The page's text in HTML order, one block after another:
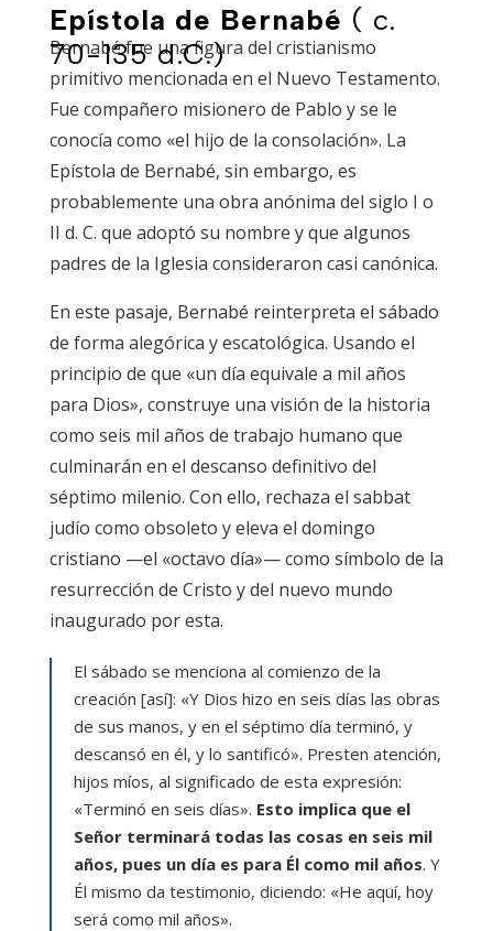
Epístola de Bernabé ( c.
70-135 d.C.)
Bernabé fue una figura del cristianismo
primitivo mencionada en el Nuevo Testamento.
Fue compañero misionero de Pablo y se le
conocía como «el hijo de la consolación». La
Epístola de Bernabé, sin embargo, es
probablemente una obra anónima del siglo I o
II d. C. que adoptó su nombre y que algunos
padres de la Iglesia consideraron casi canónica.
En este pasaje, Bernabé reinterpreta el sábado
de forma alegórica y escatológica. Usando el
principio de que «un día equivale a mil años
para Dios», construye una visión de la historia
como seis mil años de trabajo humano que
culminarán en el descanso definitivo del
séptimo milenio. Con ello, rechaza el sabbat
judío como obsoleto y eleva el domingo
cristiano —el «octavo día»— como símbolo de la
resurrección de Cristo y del nuevo mundo
inaugurado por esta.
El sábado se menciona al comienzo de la
creación [así]: «Y Dios hizo en seis días las obras
de sus manos, y en el séptimo día terminó, y
descansó en él, y lo santificó». Presten atención,
hijos míos, al significado de esta expresión:
«Terminó en seis días». Esto implica que el
Señor terminará todas las cosas en seis mil
años, pues un día es para Él como mil años. Y
Él mismo da testimonio, diciendo: «He aquí, hoy
será como mil años».